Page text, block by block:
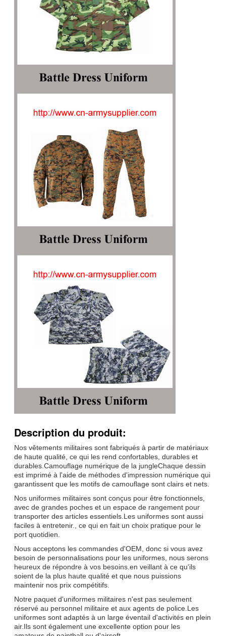
Description du produit:
Nos vêtements militaires sont fabriqués à partir de matériaux
de haute qualité, ce qui les rend confortables, durables et
durables.Camouflage numérique de la jungleChaque dessin
est imprimé à l'aide de méthodes d'impression numérique qui
garantissent que les motifs de camouflage sont clairs et nets.
Nos uniformes militaires sont conçus pour être fonctionnels,
avec de grandes poches et un espace de rangement pour
transporter des articles essentiels.Les uniformes sont aussi
faciles à entretenir., ce qui en fait un choix pratique pour le
port quotidien.
Nous acceptons les commandes d'OEM, donc si vous avez
besoin de personnalisations pour les uniformes, nous serons
heureux de répondre à vos besoins.en veillant à ce qu'ils
soient de la plus haute qualité et que nous puissions
maintenir nos prix compétitifs.
Notre paquet d'uniformes militaires n'est pas seulement
réservé au personnel militaire et aux agents de police.Les
uniformes sont adaptés à un large éventail d'activités en plein
air.Ils sont également une excellente option pour les